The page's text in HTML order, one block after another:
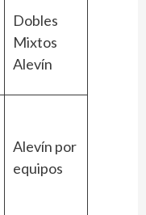
Dobles
Mixtos
Alevín
Alevín por
equipos